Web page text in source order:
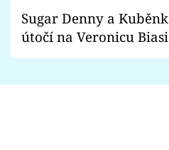
Sugar Denny a
útočí na Veronicu
Proč je podle nich